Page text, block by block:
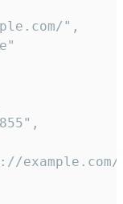
",